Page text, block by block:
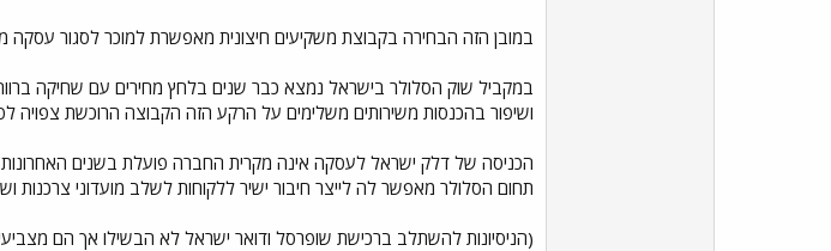
במובן הזה הבחירה בקבוצת משקיעים חיצונית מאפשרת למוכר לסגור עסקה
במקביל שוק הסלולר בישראל נמצא כבר שנים בלחץ מחירים עם שחיקה
ושיפור בהכנסות משירותים משלימים על הרקע הזה הקבוצה הרוכשת צפויה
הכניסה של דלק ישראל לעסקה אינה מקרית החברה פועלת בשנים
תחום הסלולר מאפשר לה לייצר חיבור ישיר ללקוחות לשלב מועדוני
(הניסיונות להשתלב ברכישת שופרסל ודואר ישראל לא הבשילו אך הם